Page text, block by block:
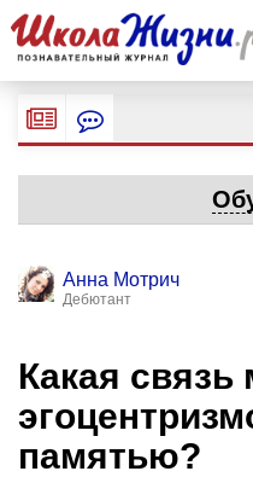
Анна Мотрич
Дебютант
Какая связь
памятью?